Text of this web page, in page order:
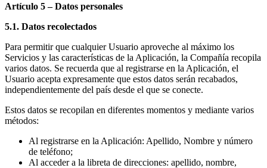
Artículo 5 – Datos personales
5.1. Datos recolectados
Para permitir que cualquier Usuario aproveche al máximo los
Servicios y las características de la Aplicación, la Compañía recopila
varios datos. Se recuerda que al registrarse en la Aplicación, el
Usuario acepta expresamente que estos datos serán recabados,
independientemente del país desde el que se conecte.
Estos datos se recopilan en diferentes momentos y mediante varios
métodos:
Al registrarse en la Aplicación: Apellido, Nombre y número
de teléfono;
Al acceder a la libreta de direcciones: apellido, nombre,